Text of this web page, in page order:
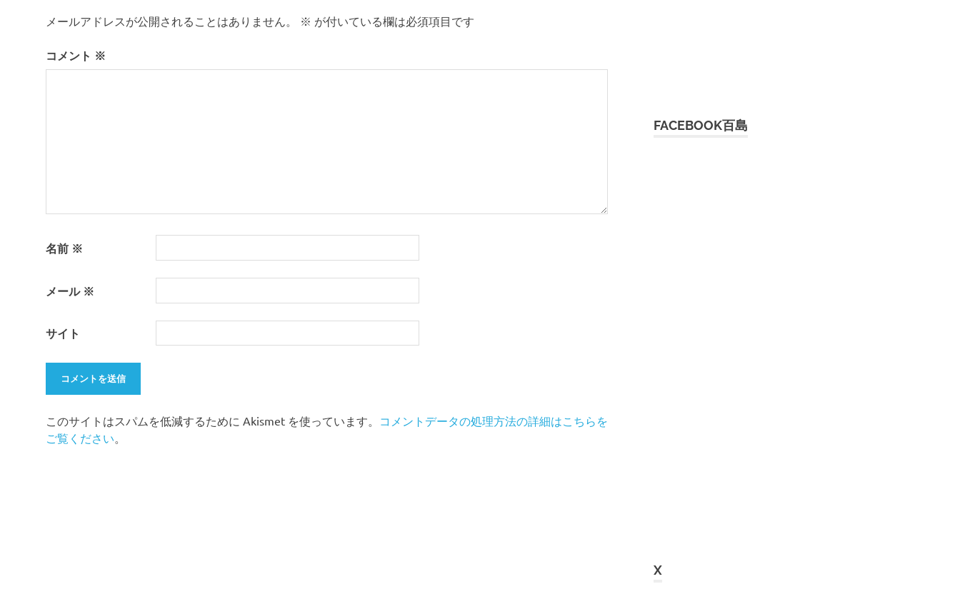
島
ら
し
ゲ
ー
メールアドレスが公開されることはありません。 ※ が付いている欄は必須項目です
コメント ※
名前 ※
メール ※
サイト
このサイトはスパムを低減するために Akismet を使っています。 コメントデータの処理方法の詳細はこちらを
ご覧ください。
FACEBOOK百島
X